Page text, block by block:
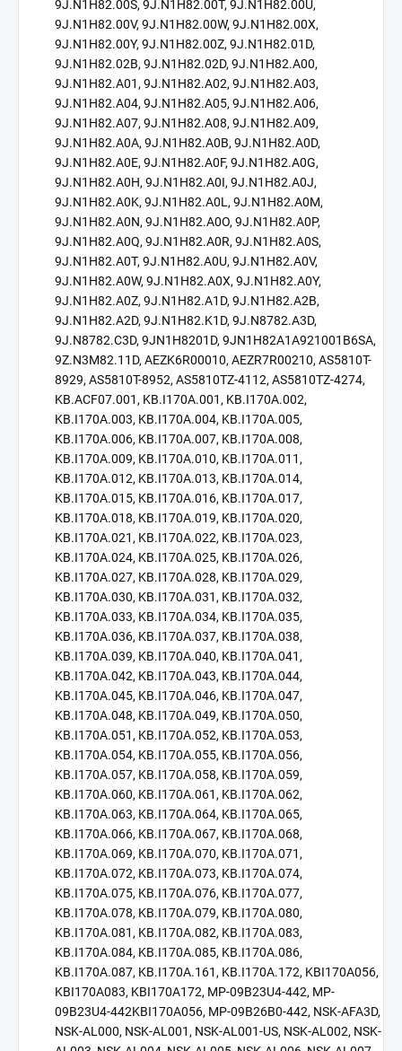
9J.N1H82.00S, 9J.N1H82.00T, 9J.N1H82.00U,
9J.N1H82.00V, 9J.N1H82.00W, 9J.N1H82.00X,
9J.N1H82.00Y, 9J.N1H82.00Z, 9J.N1H82.01D,
9J.N1H82.02B, 9J.N1H82.02D, 9J.N1H82.A00,
9J.N1H82.A01, 9J.N1H82.A02, 9J.N1H82.A03,
9J.N1H82.A04, 9J.N1H82.A05, 9J.N1H82.A06,
9J.N1H82.A07, 9J.N1H82.A08, 9J.N1H82.A09,
9J.N1H82.A0A, 9J.N1H82.A0B, 9J.N1H82.A0D,
9J.N1H82.A0E, 9J.N1H82.A0F, 9J.N1H82.A0G,
9J.N1H82.A0H, 9J.N1H82.A0I, 9J.N1H82.A0J,
9J.N1H82.A0K, 9J.N1H82.A0L, 9J.N1H82.A0M,
9J.N1H82.A0N, 9J.N1H82.A0O, 9J.N1H82.A0P,
9J.N1H82.A0Q, 9J.N1H82.A0R, 9J.N1H82.A0S,
9J.N1H82.A0T, 9J.N1H82.A0U, 9J.N1H82.A0V,
9J.N1H82.A0W, 9J.N1H82.A0X, 9J.N1H82.A0Y,
9J.N1H82.A0Z, 9J.N1H82.A1D, 9J.N1H82.A2B,
9J.N1H82.A2D, 9J.N1H82.K1D, 9J.N8782.A3D,
9J.N8782.C3D, 9JN1H8201D, 9JN1H82A1A921001B6SA,
9Z.N3M82.11D, AEZK6R00010, AEZR7R00210, AS5810T-
8929, AS5810T-8952, AS5810TZ-4112, AS5810TZ-4274,
KB.ACF07.001, KB.I170A.001, KB.I170A.002,
KB.I170A.003, KB.I170A.004, KB.I170A.005,
KB.I170A.006, KB.I170A.007, KB.I170A.008,
KB.I170A.009, KB.I170A.010, KB.I170A.011,
KB.I170A.012, KB.I170A.013, KB.I170A.014,
KB.I170A.015, KB.I170A.016, KB.I170A.017,
KB.I170A.018, KB.I170A.019, KB.I170A.020,
KB.I170A.021, KB.I170A.022, KB.I170A.023,
KB.I170A.024, KB.I170A.025, KB.I170A.026,
KB.I170A.027, KB.I170A.028, KB.I170A.029,
KB.I170A.030, KB.I170A.031, KB.I170A.032,
KB.I170A.033, KB.I170A.034, KB.I170A.035,
KB.I170A.036, KB.I170A.037, KB.I170A.038,
KB.I170A.039, KB.I170A.040, KB.I170A.041,
KB.I170A.042, KB.I170A.043, KB.I170A.044,
KB.I170A.045, KB.I170A.046, KB.I170A.047,
KB.I170A.048, KB.I170A.049, KB.I170A.050,
KB.I170A.051, KB.I170A.052, KB.I170A.053,
KB.I170A.054, KB.I170A.055, KB.I170A.056,
KB.I170A.057, KB.I170A.058, KB.I170A.059,
KB.I170A.060, KB.I170A.061, KB.I170A.062,
KB.I170A.063, KB.I170A.064, KB.I170A.065,
KB.I170A.066, KB.I170A.067, KB.I170A.068,
KB.I170A.069, KB.I170A.070, KB.I170A.071,
KB.I170A.072, KB.I170A.073, KB.I170A.074,
KB.I170A.075, KB.I170A.076, KB.I170A.077,
KB.I170A.078, KB.I170A.079, KB.I170A.080,
KB.I170A.081, KB.I170A.082, KB.I170A.083,
KB.I170A.084, KB.I170A.085, KB.I170A.086,
KB.I170A.087, KB.I170A.161, KB.I170A.172, KBI170A056,
KBI170A083, KBI170A172, MP-09B23U4-442, MP-
09B23U4-442KBI170A056, MP-09B26B0-442, NSK-AFA3D,
NSK-AL000, NSK-AL001, NSK-AL001-US, NSK-AL002, NSK-